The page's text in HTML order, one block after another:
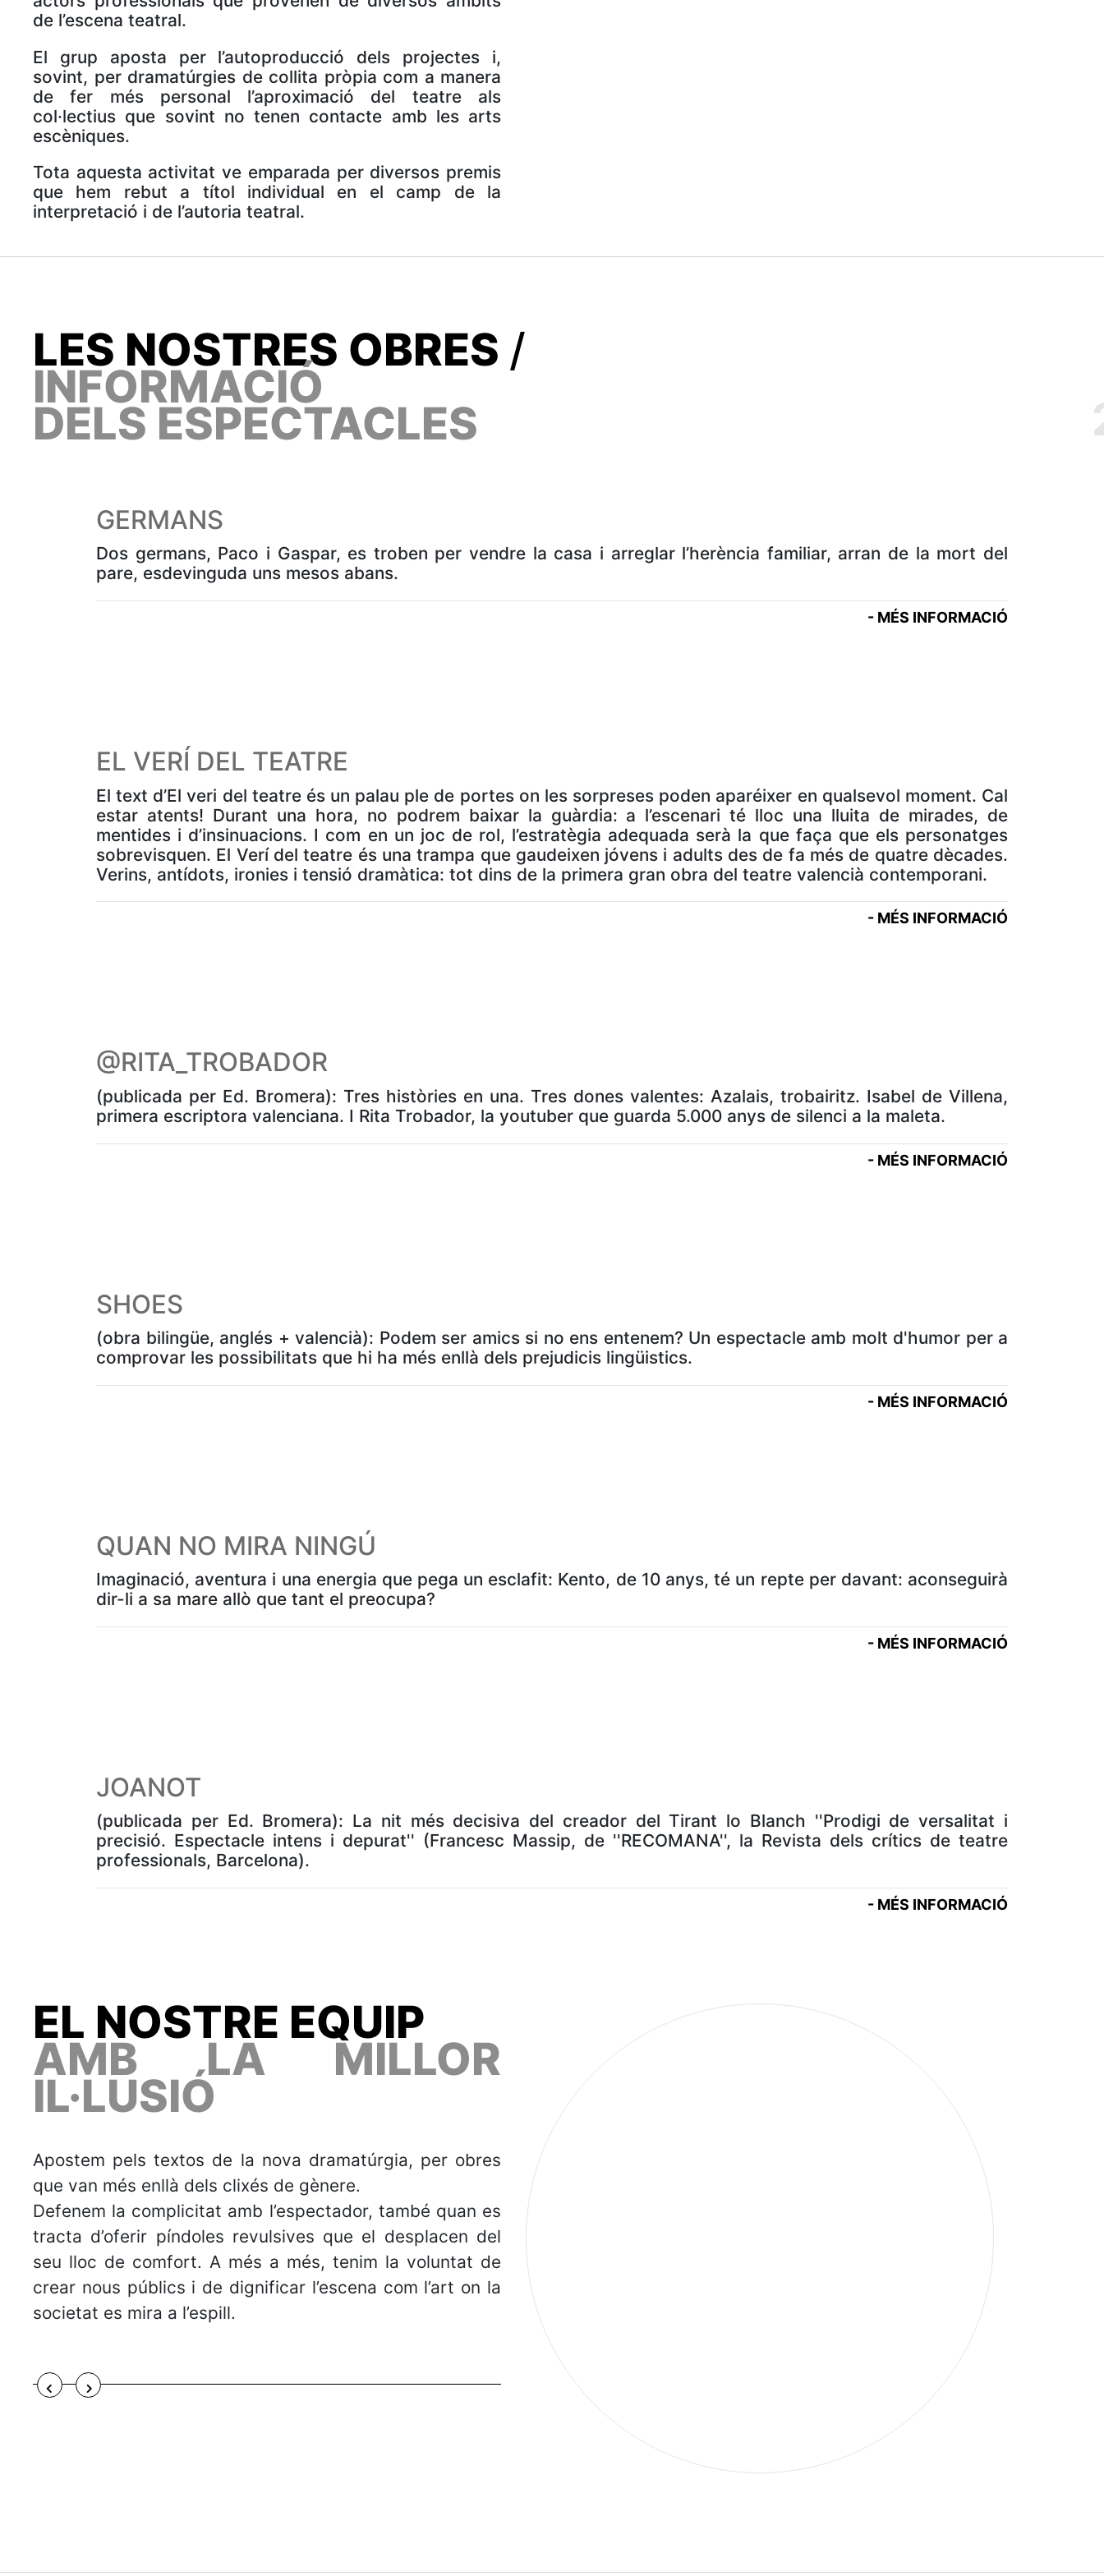
de l’escena teatral.
El grup aposta per l’autoproducció dels projectes i,
sovint, per dramatúrgies de collita pròpia com a manera
de fer més personal l’aproximació del teatre als
col·lectius que sovint no tenen contacte amb les arts
escèniques.
Tota aquesta activitat ve emparada per diversos premis
que hem rebut a títol individual en el camp de la
interpretació i de l’autoria teatral.
LES NOSTRES OBRES /
INFORMACIÓ
DELS ESPECTACLES
GERMANS
Dos germans, Paco i Gaspar, es troben per vendre la casa i arreglar l’herència familiar, arran de la mort del
pare, esdevinguda uns mesos abans.
- MÉS INFORMACIÓ
EL VERÍ DEL TEATRE
El text d’El veri del teatre és un palau ple de portes on les sorpreses poden aparéixer en qualsevol moment. Cal
estar atents! Durant una hora, no podrem baixar la guàrdia: a l’escenari té lloc una lluita de mirades, de
mentides i d’insinuacions. I com en un joc de rol, l’estratègia adequada serà la que faça que els personatges
sobrevisquen. El Verí del teatre és una trampa que gaudeixen jóvens i adults des de fa més de quatre dècades.
Verins, antídots, ironies i tensió dramàtica: tot dins de la primera gran obra del teatre valencià contemporani.
- MÉS INFORMACIÓ
@RITA_TROBADOR
(publicada per Ed. Bromera): Tres històries en una. Tres dones valentes: Azalais, trobairitz. Isabel de Villena,
primera escriptora valenciana. I Rita Trobador, la youtuber que guarda 5.000 anys de silenci a la maleta.
- MÉS INFORMACIÓ
SHOES
(obra bilingüe, anglés + valencià): Podem ser amics si no ens entenem? Un espectacle amb molt d'humor per a
comprovar les possibilitats que hi ha més enllà dels prejudicis lingüistics.
- MÉS INFORMACIÓ
QUAN NO MIRA NINGÚ
Imaginació, aventura i una energia que pega un esclafit: Kento, de 10 anys, té un repte per davant: aconseguirà
dir-li a sa mare allò que tant el preocupa?
- MÉS INFORMACIÓ
JOANOT
(publicada per Ed. Bromera): La nit més decisiva del creador del Tirant lo Blanch ''Prodigi de versalitat i
precisió. Espectacle intens i depurat'' (Francesc Massip, de ''RECOMANA'', la Revista dels crítics de teatre
professionals, Barcelona).
- MÉS INFORMACIÓ
EL NOSTRE EQUIP
AMB LA MILLOR
IL·LUSIÓ
Apostem pels textos de la nova dramatúrgia, per obres
que van més enllà dels clixés de gènere.
Defenem la complicitat amb l’espectador, també quan es
tracta d’oferir píndoles revulsives que el desplacen del
seu lloc de comfort. A més a més, tenim la voluntat de
crear nous públics i de dignificar l’escena com l’art on la
societat es mira a l’espill.